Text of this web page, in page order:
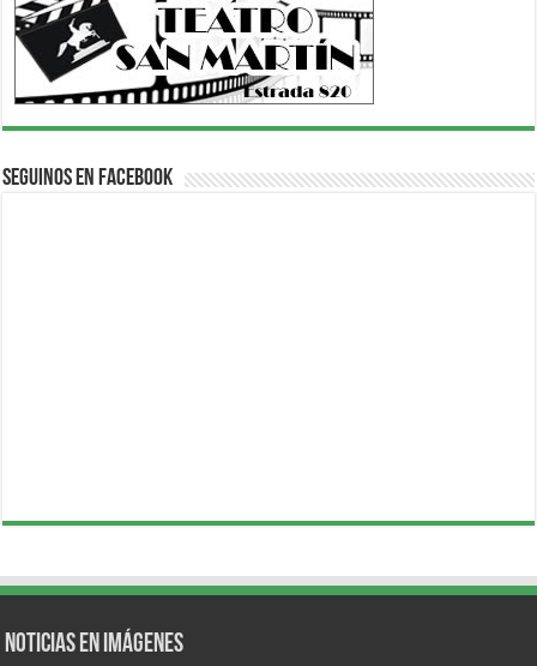
Seguinos en Facebook
Noticias en Imágenes